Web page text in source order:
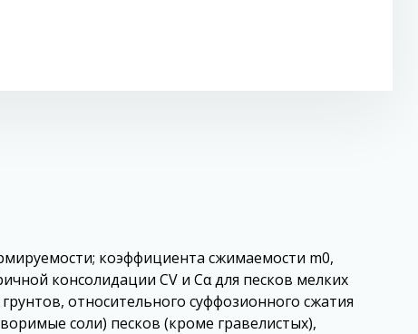
коэффициента сжимаемости m0,
консолидации CV и Сα для песков мелких
относительного суффозионного сжатия
соли) песков (кроме гравелистых),